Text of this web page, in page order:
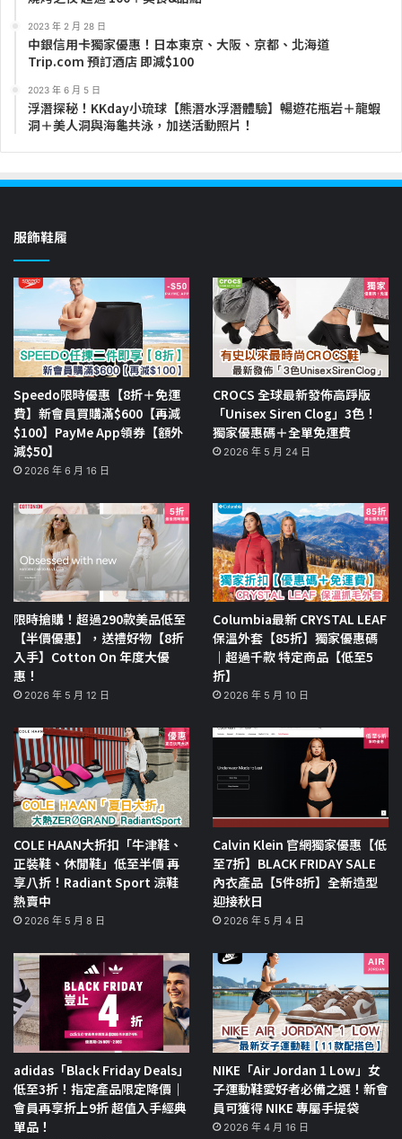
2023 年 2 月 28 日
中銀信用卡獨家優惠！日本東京、大阪、京都、北海道
Trip.com 預訂酒店 即減$100
2023 年 6 月 5 日
浮潛探秘！KKday小琉球【熊潛水浮潛體驗】暢遊花瓶岩＋龍蝦
洞＋美人洞與海龜共泳，加送活動照片！
服飾鞋履
Speedo限時優惠【8折＋免運
費】新會員買購滿$600【再減
$100】PayMe App領券【額外
減$50】
2026 年 6 月 16 日
CROCS 全球最新發佈高踭版
「Unisex Siren Clog」3色！
獨家優惠碼＋全單免運費
2026 年 5 月 24 日
限時搶購！超過290款美品低至
【半價優惠】，送禮好物【8折
入手】Cotton On 年度大優
惠！
2026 年 5 月 12 日
Columbia最新 CRYSTAL LEAF
保溫外套【85折】獨家優惠碼
｜超過千款 特定商品【低至5
折】
2026 年 5 月 10 日
COLE HAAN大折扣「牛津鞋、
正裝鞋、休閒鞋」低至半價 再
享八折！Radiant Sport 涼鞋
熱賣中
2026 年 5 月 8 日
Calvin Klein 官網獨家優惠【低
至7折】BLACK FRIDAY SALE
內衣產品【5件8折】全新造型
迎接秋日
2026 年 5 月 4 日
adidas「Black Friday Deals」
低至3折！指定產品限定降價｜
會員再享折上9折 超值入手經典
單品！
NIKE「Air Jordan 1 Low」女
子運動鞋愛好者必備之選！新會
員可獲得 NIKE 專屬手提袋
2026 年 4 月 16 日